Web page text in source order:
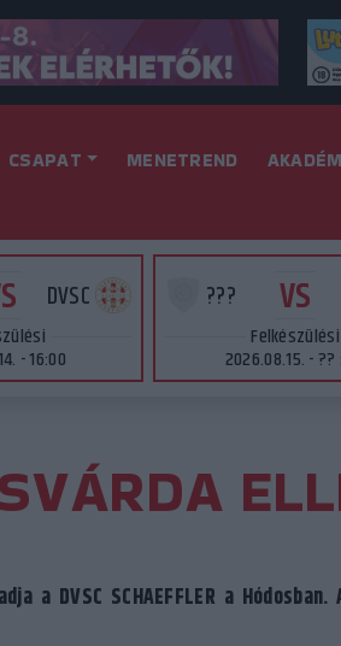
CSAPAT MENETREND
DVSC
- 16:00
??? VS
Felkészülési
2026.08.15. - ??
a DVSC SCHAEFFLER a